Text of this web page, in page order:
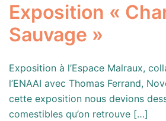
Exposition «
Sauvage »
Exposition à l’Espace Malraux,
l’ENAAI avec Thomas Ferrand,
cette exposition nous devions
comestibles qu’on retrouve […]